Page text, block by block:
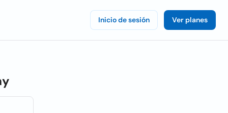
Inicio de sesión Ver planes